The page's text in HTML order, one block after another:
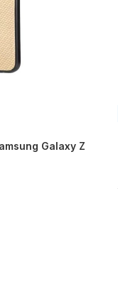
Galaxy Z